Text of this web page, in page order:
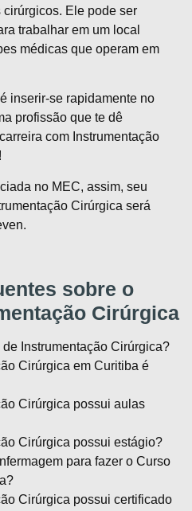
Ele pode ser
trabalhar em um local
médicas que operam em
inserir-se rapidamente no
profissão que te dê
com Instrumentação
no MEC, assim, seu
Cirúrgica será
sobre o
Cirúrgica
Instrumentação Cirúrgica?
Cirúrgica em Curitiba é
Cirúrgica possui aulas
Cirúrgica possui estágio?
para fazer o Curso
Cirúrgica possui certificado